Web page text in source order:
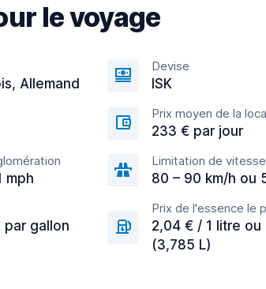
le voyage
Allemand
Devise
ISK
Prix moyen de la
233 € par jour
mph
Limitation de
80 – 90 km/h ou
par gallon
Prix de l'essence le
2,04 € / 1 litre ou
(3,785 L)